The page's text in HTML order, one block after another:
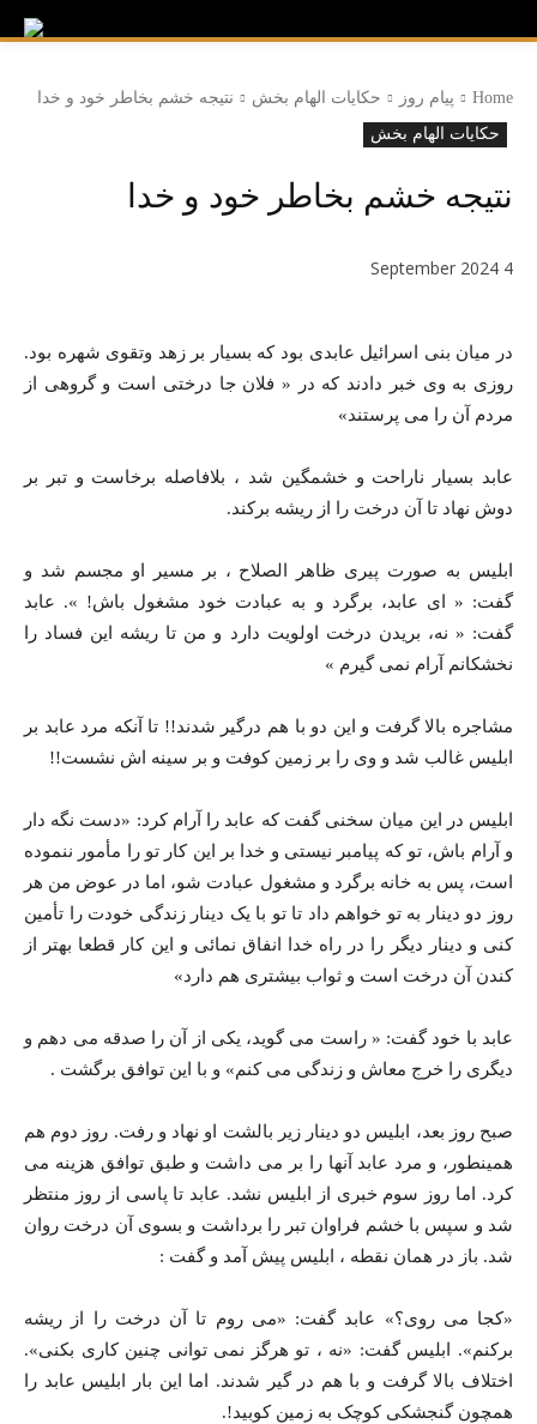
Home پیام روز حکایات الهام بخش
نتیجه خشم بخاطر خود و خدا
حکایات الهام بخش
نتیجه خشم بخاطر خود و خدا
4 September 2024
در میان بنی اسرائیل عابدی بود که بسیار بر زهد وتقوی شهره بود.
روزی به وی خبر دادند که در « فلان جا درختی است و گروهی از
مردم آن را می پرستند»
عابد بسیار ناراحت و خشمگین شد ، بلافاصله برخاست و تبر بر
دوش نهاد تا آن درخت را از ریشه برکند.
ابلیس به صورت پیری ظاهر الصلاح ، بر مسیر او مجسم شد و
گفت: « ای عابد، برگرد و به عبادت خود مشغول باش! ». عابد
گفت: « نه، بریدن درخت اولویت دارد و من تا ریشه این فساد را
نخشکانم آرام نمی گیرم »
مشاجره بالا گرفت و این دو با هم درگیر شدند!! تا آنکه مرد عابد بر
ابلیس غالب شد و وی را بر زمین کوفت و بر سینه اش نشست!!
ابلیس در این میان سخنی گفت که عابد را آرام کرد: «دست نگه دار
و آرام باش، تو که پیامبر نیستی و خدا بر این کار تو را مأمور ننموده
است، پس به خانه برگرد و مشغول عبادت شو، اما در عوض من هر
روز دو دینار به تو خواهم داد تا تو با یک دینار زندگی خودت را تأمین
کنی و دینار دیگر را در راه خدا انفاق نمائی و این کار قطعا بهتر از
کندن آن درخت است و ثواب بیشتری هم دارد»
عابد با خود گفت: « راست می گوید، یکی از آن را صدقه می دهم و
دیگری را خرج معاش و زندگی می کنم» و با این توافق برگشت .
صبح روز بعد، ابلیس دو دینار زیر بالشت او نهاد و رفت. روز دوم هم
همینطور، و مرد عابد آنها را بر می داشت و طبق توافق هزینه می
کرد. اما روز سوم خبری از ابلیس نشد. عابد تا پاسی از روز منتظر
شد و سپس با خشم فراوان تبر را برداشت و بسوی آن درخت روان
شد. باز در همان نقطه ، ابلیس پیش آمد و گفت :
«کجا می روی؟» عابد گفت: «می روم تا آن درخت را از ریشه
برکنم». ابلیس گفت: «نه ، تو هرگز نمی توانی چنین کاری بکنی».
اختلاف بالا گرفت و با هم در گیر شدند. اما این بار ابلیس عابد را
همچون گنجشکی کوچک به زمین کوبید!.